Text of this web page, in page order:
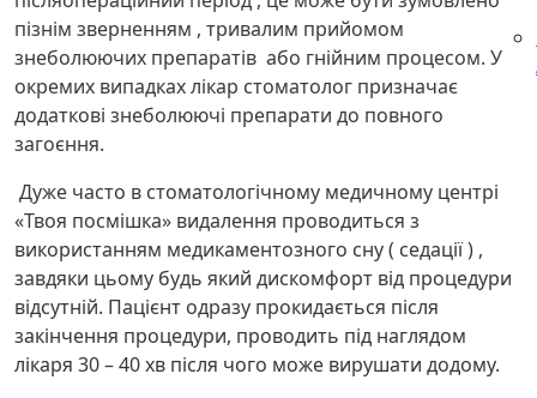
пізнім зверненням , тривалим прийомом
знеболюючих препаратів або гнійним процесом. У
окремих випадках лікар стоматолог призначає
додаткові знеболюючі препарати до повного
загоєння.
Дуже часто в стоматологічному медичному центрі
«Твоя посмішка» видалення проводиться з
використанням медикаментозного сну ( седації ) ,
завдяки цьому будь який дискомфорт від процедури
відсутній. Пацієнт одразу прокидається після
закінчення процедури, проводить під наглядом
лікаря 30 – 40 хв після чого може вирушати додому.